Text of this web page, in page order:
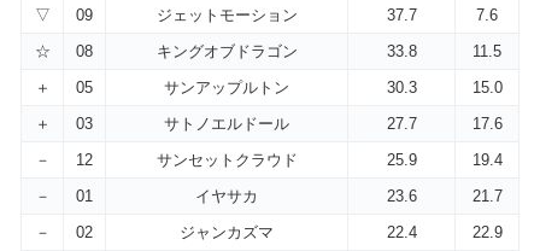
▽
09 ジェットモーション 37.7
7.6
☆
08 キングオブドラゴン 33.8
11.5
＋
05 サンアップルトン 30.3
15.0
＋
03 サトノエルドール 27.7
17.6
－
12 サンセットクラウド 25.9
19.4
－
01 イヤサカ 23.6
21.7
－
02 ジャンカズマ 22.4
22.9